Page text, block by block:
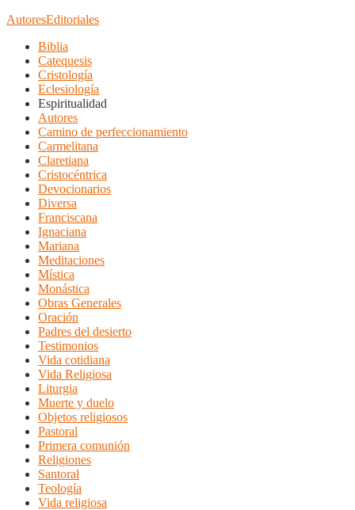
AutoresEditoriales
Biblia
Catequesis
Cristología
Eclesiología
Espiritualidad
Autores
Camino de perfeccionamiento
Carmelitana
Claretiana
Cristocéntrica
Devocionarios
Diversa
Franciscana
Ignaciana
Mariana
Meditaciones
Mística
Monástica
Obras Generales
Oración
Padres del desierto
Testimonios
Vida cotidiana
Vida Religiosa
Liturgia
Muerte y duelo
Objetos religiosos
Pastoral
Primera comunión
Religiones
Santoral
Teología
Vida religiosa